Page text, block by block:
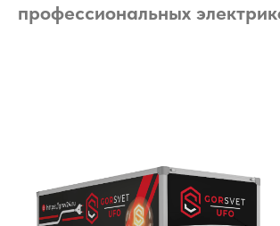
профессиональных